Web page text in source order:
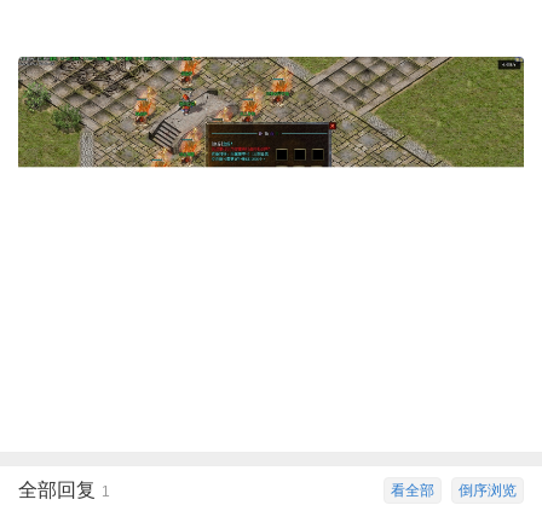
倒序浏览
看全部
全部回复 1